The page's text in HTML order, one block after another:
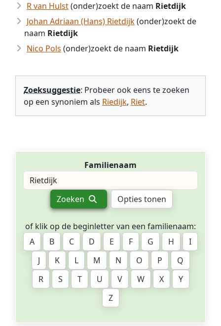
R van Hulst(onder)zoekt de naam Rietdijk
Johan Adriaan (Hans) Rietdijk(onder)zoekt de
naam Rietdijk
Nico Pols (onder)zoekt de naam Rietdijk
Zoeksuggestie: Probeer ook eens te zoeken
op een synoniem als Riedijk, Riet.
Familienaam
Zoeken Opties tonen
of klik op de beginletter van een familienaam:
A
B C D E F G H
I
J
K L M N O P
Q
R
S T U V W X
Y
Z